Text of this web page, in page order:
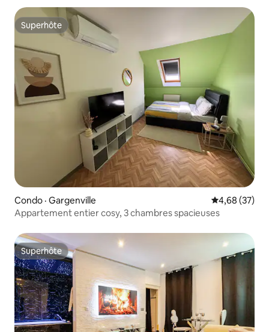
Superhôte
Superhôte
Condo · Gargenville Note
4,68 (37)
Appartement entier cosy, 3 chambres spacieuses
Superhôte
Superhôte